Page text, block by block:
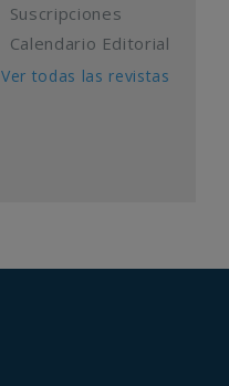
Suscripciones
Calendario Editorial
Ver todas las revistas